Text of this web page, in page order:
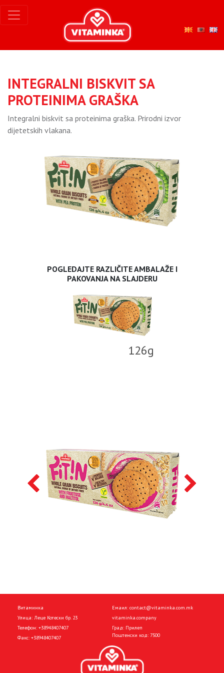
INTEGRALNI BISKVIT SA
PROTEINIMA GRAŠKA
Integralni biskvit sa proteinima graška. Prirodni izvor
dijetetskih vlakana.
POGLEDAJTE RAZLIČITE AMBALAŽE I
PAKOVANJA NA SLAJDERU
126g
Витаминка
Улица: Леце Котески бр. 23
Телефон: +38948407407
Факс: +38948407407
Емаил: contact@vitaminka.com.mk
vitaminka.company
Град: Прилеп
Поштенски код: 7500